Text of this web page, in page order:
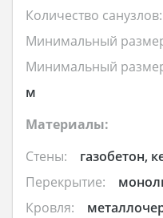
Количество санузлов:
Минимальный
Минимальный
м
Материалы:
Стены:
газобетон,
Перекрытие:
Кровля: